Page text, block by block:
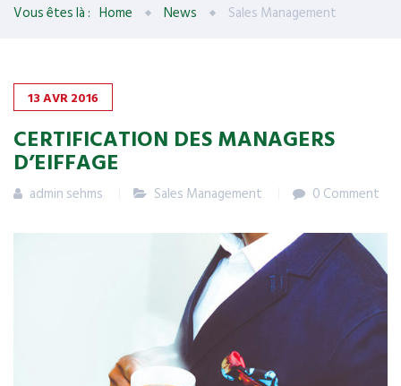
Vous êtes là : Home News Sales Management
13AVR2016
CERTIFICATION DES MANAGERS
D’EIFFAGE
admin sehms Sales Management 0 Comment